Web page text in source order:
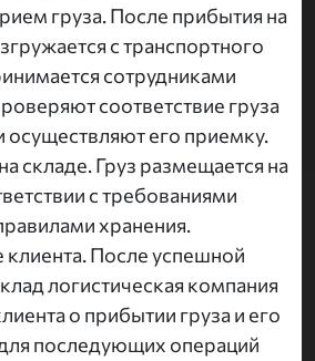
груза. После прибытия на
с транспортного
сотрудниками
соответствие груза
осуществляют его приемку.
складе. Груз размещается на
с требованиями
хранения.
После успешной
логистическая компания
о прибытии груза и его
последующих операций